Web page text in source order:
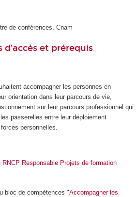
de conférences, Cnam
et prérequis
accompagner les personnes en
orientation dans leur parcours de vie,
sur leur parcours professionnel qui
passerelles entre leur déploiement
personnelles.
RNCP Responsable Projets de formation
bloc de compétences "Accompagner les